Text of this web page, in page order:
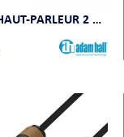
CÂBLE HAUT-PARLEUR 2 X 1,5 MM² JACK 6,35 MM MONO VERS JACK 6,35 MM MONO 5 M